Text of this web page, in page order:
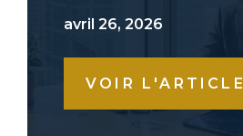
avril 26, 2026
VOIR L'ARTICLE